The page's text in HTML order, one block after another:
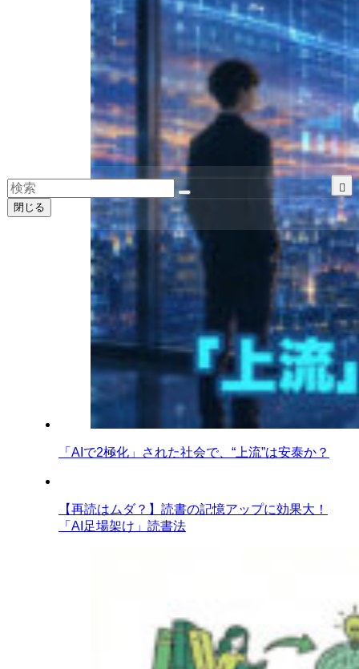
「AIで2極化」された社会で、“上流”は安泰か？
【再読はムダ？】読書の記憶アップに効果大！
「AI足場架け」読書法
閉じる